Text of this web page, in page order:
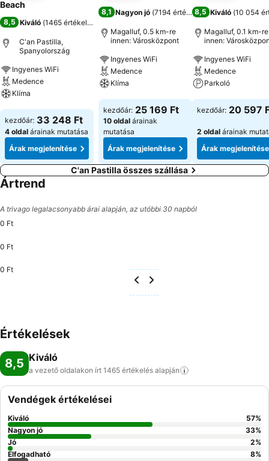
Beach
8,5 Kiváló (1465 értékelés
C'an Pastilla,
Spanyolország
Ingyenes WiFi
Medence
Klíma
Árak megjelenítése
kezdőár: 33 248 Ft
4 oldal árainak mutatása
Árak megjelenítése
8,1 Nagyon jó (7194 értékelés)
Magalluf, 0.5 km-re
innen: Városközpont
Ingyenes WiFi
Medence
Klíma
Árak megjelenítése
kezdőár: 25 169 Ft
10 oldal árainak
mutatása
Árak megjelenítése
8,5 Kiváló (10 054
Magalluf, 0.1 km-re
innen:
Ingyenes WiFi
Medence
Parkoló
Árak
kezdőár: 20 597
2 oldal árainak
Árak megjelenítése
C'an Pastilla összes szállása
Ártrend
A trivago legalacsonyabb árai alapján, az utóbbi 30 napból
0 Ft
0 Ft
0 Ft
Értékelések
8,5 Kiváló
a vezető oldalakon írt 1465 értékelés alapján
Vendégek értékelései
Kiváló 57%
Nagyon jó
33%
Jó
2%
Elfogadható
8%